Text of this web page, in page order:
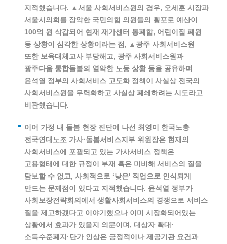
지적했습니다. ▲서울 사회서비스원의 경우, 오세훈 시장과
서울시의회를 장악한 국민의힘 의원들의 횡포로 예산이
100억 원 삭감되어 현재 재가센터 통폐합, 어린이집 폐원
등 상황이 심각한 상황이라는 점, ▲광주 사회서비스원
또한 보육대체교사 부당해고, 광주 사회서비스원과
광주다움 통합돌봄의 열악한 노동 상황 등을 공유하며
윤석열 정부의 사회서비스 고도화 정책이 사실상 전국의
사회서비스원을 무력화하고 사실상 폐쇄하려는 시도라고
비판했습니다.
이어 가정 내 돌봄 현장 진단에 나선 최영미 한국노총
전국연대노조 가사·돌봄서비스지부 위원장은 현재의
사회서비스에 포괄되고 있는 가사서비스 정책은
고용형태에 대한 규정이 부재 혹은 미비해 서비스의 질을
담보할 수 없고, 사회적으로 ‘낮은' 직업으로 인식되게
만드는 문제점이 있다고 지적했습니다. 윤석열 정부가
사회보장전략회의에서 생활사회서비스의 경쟁으로 서비스
질을 제고하겠다고 이야기했으나 이미 시장화되어있는
상황에서 효과가 있을지 의문이며, 대상자 확대·
소득수준폐지·단가 인상은 긍정적이나 제공기관 요건과